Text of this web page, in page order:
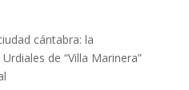
cántabra: la
de “Villa Marinera”